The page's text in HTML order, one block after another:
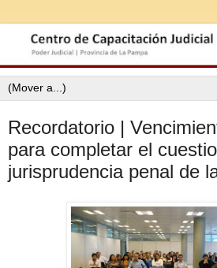
Recordatorio |
para completar el
jurisprudencia penal de